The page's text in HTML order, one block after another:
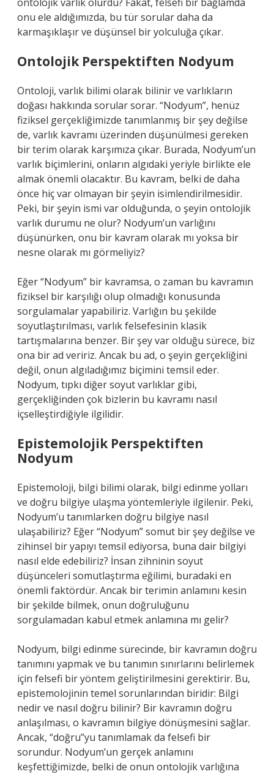
onu ele aldığımızda, bu tür sorular daha da
karmaşıklaşır ve düşünsel bir yolculuğa çıkar.
Ontolojik Perspektiften Nodyum
Ontoloji, varlık bilimi olarak bilinir ve varlıkların
doğası hakkında sorular sorar. “Nodyum”, henüz
fiziksel gerçekliğimizde tanımlanmış bir şey değilse
de, varlık kavramı üzerinden düşünülmesi gereken
bir terim olarak karşımıza çıkar. Burada, Nodyum’un
varlık biçimlerini, onların algıdaki yeriyle birlikte ele
almak önemli olacaktır. Bu kavram, belki de daha
önce hiç var olmayan bir şeyin isimlendirilmesidir.
Peki, bir şeyin ismi var olduğunda, o şeyin ontolojik
varlık durumu ne olur? Nodyum’un varlığını
düşünürken, onu bir kavram olarak mı yoksa bir
nesne olarak mı görmeliyiz?
Eğer “Nodyum” bir kavramsa, o zaman bu kavramın
fiziksel bir karşılığı olup olmadığı konusunda
sorgulamalar yapabiliriz. Varlığın bu şekilde
soyutlaştırılması, varlık felsefesinin klasik
tartışmalarına benzer. Bir şey var olduğu sürece, biz
ona bir ad veririz. Ancak bu ad, o şeyin gerçekliğini
değil, onun algıladığımız biçimini temsil eder.
Nodyum, tıpkı diğer soyut varlıklar gibi,
gerçekliğinden çok bizlerin bu kavramı nasıl
içselleştirdiğiyle ilgilidir.
Epistemolojik Perspektiften
Nodyum
Epistemoloji, bilgi bilimi olarak, bilgi edinme yolları
ve doğru bilgiye ulaşma yöntemleriyle ilgilenir. Peki,
Nodyum’u tanımlarken doğru bilgiye nasıl
ulaşabiliriz? Eğer “Nodyum” somut bir şey değilse ve
zihinsel bir yapıyı temsil ediyorsa, buna dair bilgiyi
nasıl elde edebiliriz? İnsan zihninin soyut
düşünceleri somutlaştırma eğilimi, buradaki en
önemli faktördür. Ancak bir terimin anlamını kesin
bir şekilde bilmek, onun doğruluğunu
sorgulamadan kabul etmek anlamına mı gelir?
Nodyum, bilgi edinme sürecinde, bir kavramın doğru
tanımını yapmak ve bu tanımın sınırlarını belirlemek
için felsefi bir yöntem geliştirilmesini gerektirir. Bu,
epistemolojinin temel sorunlarından biridir: Bilgi
nedir ve nasıl doğru bilinir? Bir kavramın doğru
anlaşılması, o kavramın bilgiye dönüşmesini sağlar.
Ancak, “doğru”yu tanımlamak da felsefi bir
sorundur. Nodyum’un gerçek anlamını
keşfettiğimizde, belki de onun ontolojik varlığına